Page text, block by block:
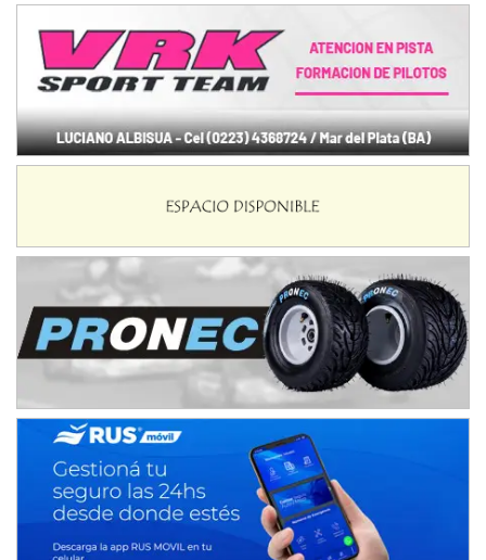
NORESTE SANTAFESINO - F6
Ciudad de Avellaneda (Asfalto)
Avellaneda (Santa Fe)
SUR SANTAFESINO - F4
José Samuel Sánchez (Tierra)
Rufino (Santa Fe)